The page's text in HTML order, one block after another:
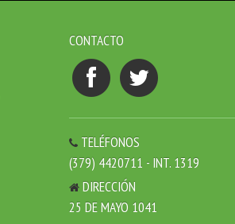
CONTACTO
TELÉFONOS
(379) 4420711 - INT. 1319
DIRECCIÓN
25 DE MAYO 1041